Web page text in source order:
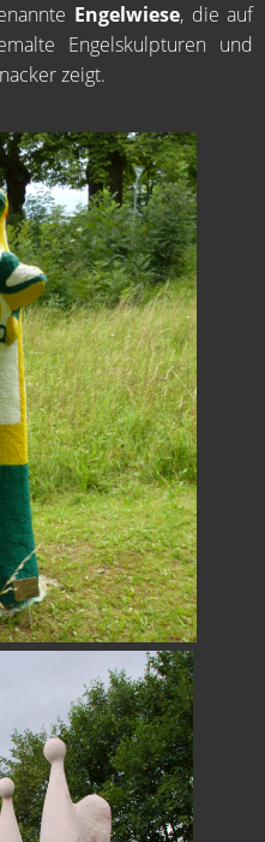
Engelwiese, die auf
Engelskulpturen und
zeigt.